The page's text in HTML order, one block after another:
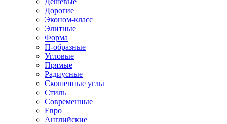
Дорогие
Эконом-класс
Элитные
Форма
П-образные
Угловые
Прямые
Радиусные
Скошенные углы
Стиль
Современные
Евро
Английские